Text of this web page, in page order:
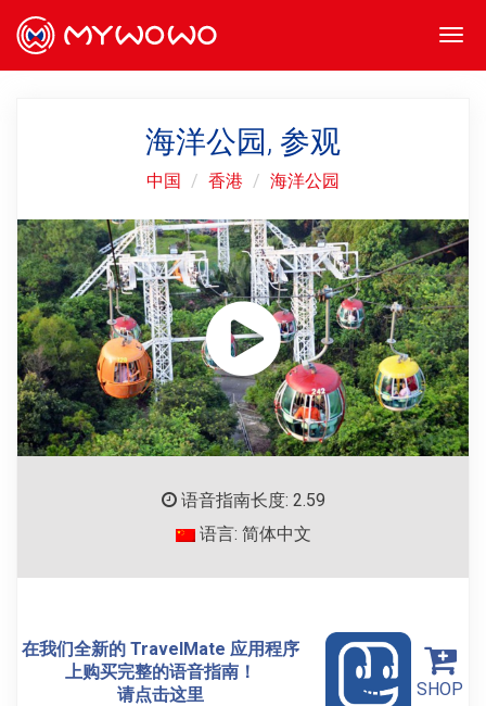
海洋公园, 参观
中国 香港 海洋公园
语音指南长度: 2.59
语言: 简体中文
在我们全新的 TravelMate 应用程序
上购买完整的语音指南！
请点击这里
SHOP